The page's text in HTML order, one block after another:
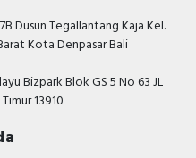
Ampere
side
Dusun Tegallantang Kaja Kel.
Kota Denpasar Bali
Bizpark Blok GS 5 No 63 JL
13910